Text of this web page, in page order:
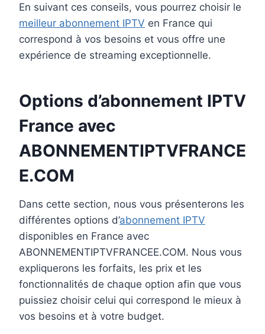
En suivant ces conseils, vous pourrez choisir le
meilleur abonnement IPTV en France qui
correspond à vos besoins et vous offre une
expérience de streaming exceptionnelle.
Options d’abonnement IPTV
France avec
ABONNEMENTIPTVFRANCE
E.COM
Dans cette section, nous vous présenterons les
différentes options d’abonnement IPTV
disponibles en France avec
ABONNEMENTIPTVFRANCEE.COM. Nous vous
expliquerons les forfaits, les prix et les
fonctionnalités de chaque option afin que vous
puissiez choisir celui qui correspond le mieux à
vos besoins et à votre budget.